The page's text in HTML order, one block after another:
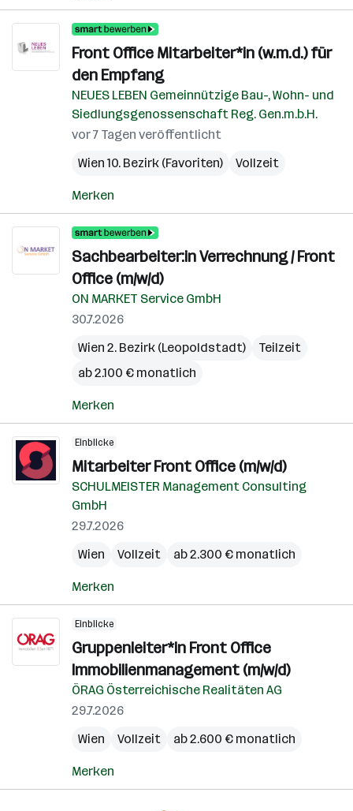
Front Office Mitarbeiter*in (w.m.d.) für
den Empfang
NEUES LEBEN Gemeinnützige Bau-, Wohn- und
Siedlungsgenossenschaft Reg. Gen.m.b.H.
vor 7 Tagen veröffentlicht
Wien 10. Bezirk (Favoriten)
Vollzeit
Merken
Sachbearbeiter:in Verrechnung / Front
Office (m/w/d)
ON MARKET Service GmbH
30.7.2026
Wien 2. Bezirk (Leopoldstadt)
Teilzeit
ab 2.100 € monatlich
Merken
Einblicke
Mitarbeiter Front Office (m/w/d)
SCHULMEISTER Management Consulting
GmbH
29.7.2026
Wien
Vollzeit ab 2.300 € monatlich
Merken
Einblicke
Gruppenleiter*in Front Office
Immobilienmanagement (m/w/d)
ÖRAG Österreichische Realitäten AG
29.7.2026
Wien
Vollzeit ab 2.600 € monatlich
Merken